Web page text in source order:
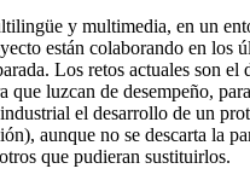
y multimedia, en un
están colaborando en los
Los retos actuales son
luzcan de desempeño,
el desarrollo de un
aunque no se descarta la
que pudieran sustituirlos.